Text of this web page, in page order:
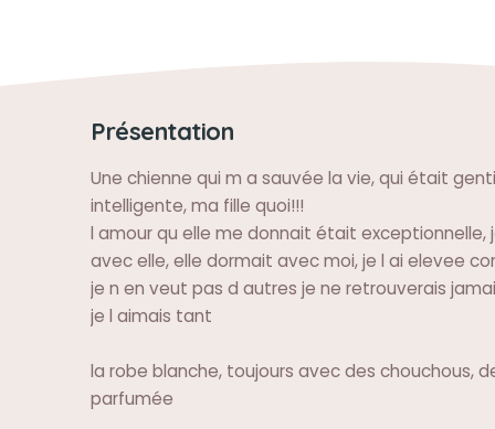
Présentation
Une chienne qui m a sauvée la vie, qui était
intelligente, ma fille quoi!!!
l amour qu elle me donnait était exceptionnelle,
avec elle, elle dormait avec moi, je l ai elevee
je n en veut pas d autres je ne retrouverais
je l aimais tant
la robe blanche, toujours avec des chouchous,
parfumée